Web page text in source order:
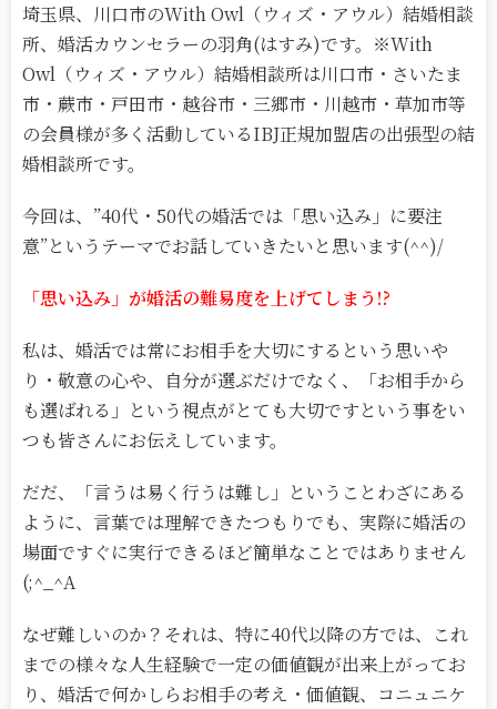
埼玉県、川口市のWith Owl（ウィズ・アウル）結婚相談
所、婚活カウンセラーの羽角(はすみ)です。※With
Owl（ウィズ・アウル）結婚相談所は川口市・さいたま
市・蕨市・戸田市・越谷市・三郷市・川越市・草加市等
の会員様が多く活動しているIBJ正規加盟店の出張型の結
婚相談所です。
今回は、”40代・50代の婚活では「思い込み」に要注
意”というテーマでお話していきたいと思います(^^)/
「思い込み」が婚活の難易度を上げてしまう!?
私は、婚活では常にお相手を大切にするという思いや
り・敬意の心や、自分が選ぶだけでなく、「お相手から
も選ばれる」という視点がとても大切ですという事をい
つも皆さんにお伝えしています。
だだ、「言うは易く行うは難し」ということわざにある
ように、言葉では理解できたつもりでも、実際に婚活の
場面ですぐに実行できるほど簡単なことではありません
(;^_^A
なぜ難しいのか？それは、特に40代以降の方では、これ
までの様々な人生経験で一定の価値観が出来上がってお
り、婚活で何かしらお相手の考え・価値観、コニュニケ